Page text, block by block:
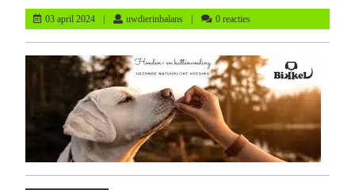
03 april 202403
april
uwdierinbalansuwdierinbalans
0 reacties